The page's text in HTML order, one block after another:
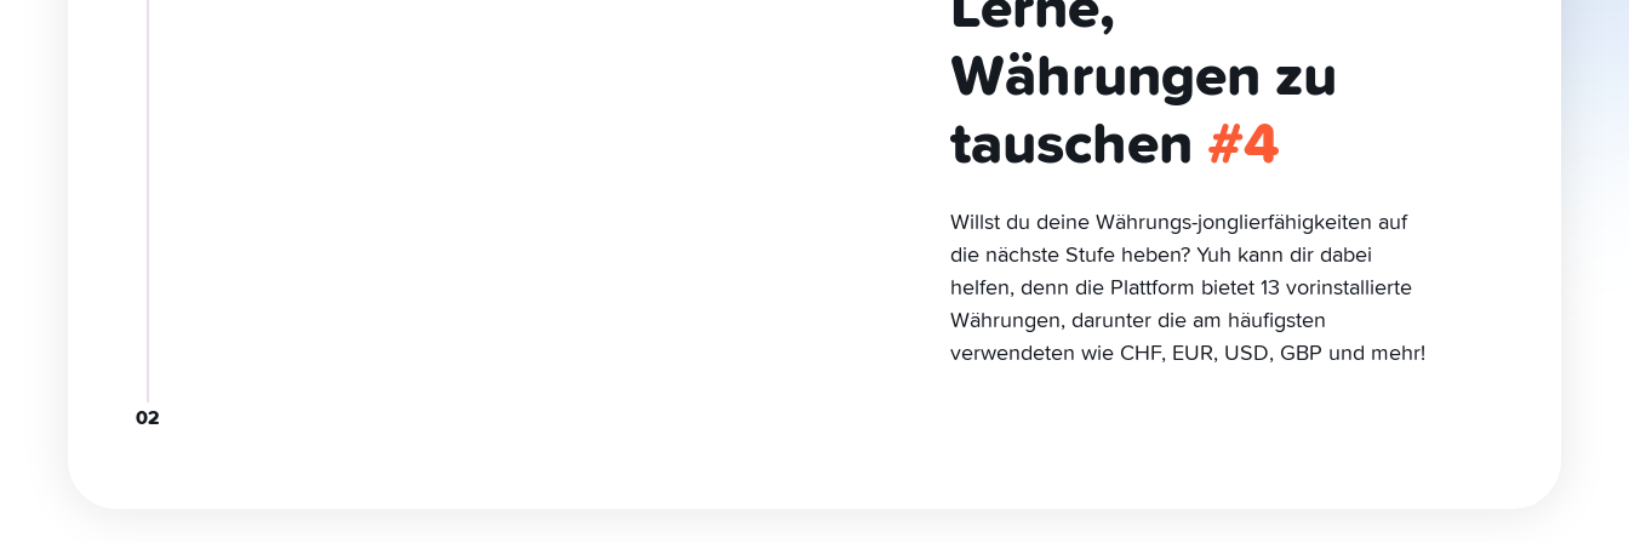
Währungen zu
tauschen #4
Willst du deine Währungs-jonglierfähigkeiten auf
die nächste Stufe heben? Yuh kann dir dabei
helfen, denn die Plattform bietet 13 vorinstallierte
Währungen, darunter die am häufigsten
verwendeten wie CHF, EUR, USD, GBP und mehr!